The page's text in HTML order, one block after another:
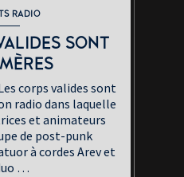
RADIO
SONT
corps valides sont
radio dans laquelle
et animateurs
de post-punk
à cordes Arev et
…